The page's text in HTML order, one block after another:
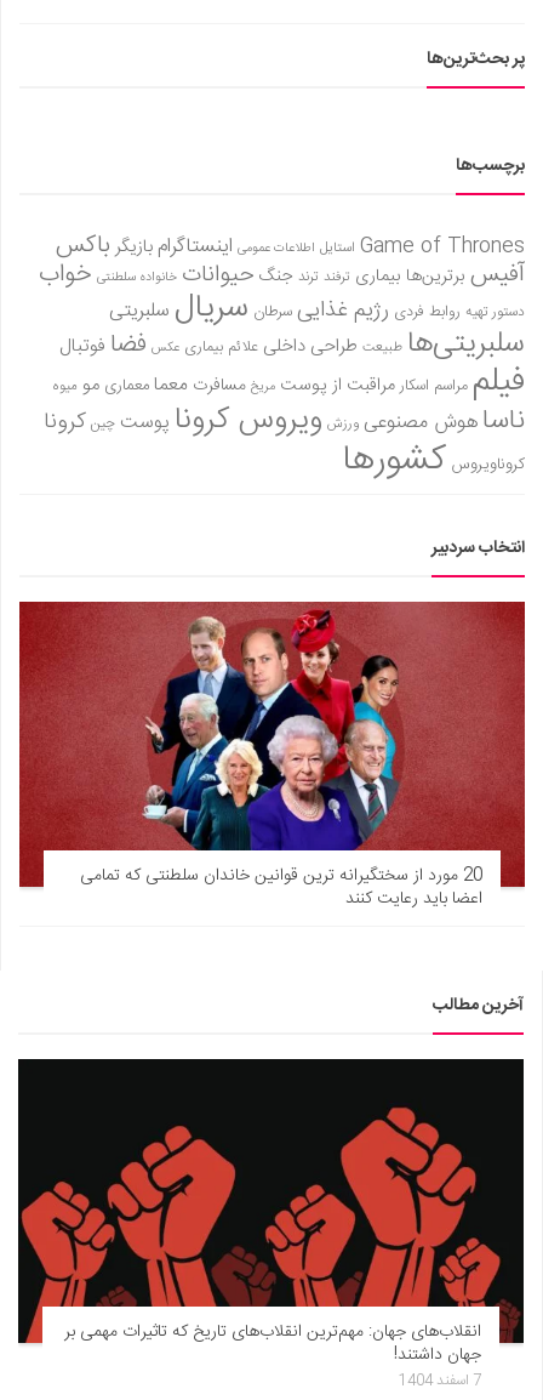
پر بحث‌ترین‌ها
برچسب‌ها
Game of Thrones استایل اطلاعات عمومی اینستاگرام بازیگر باکس
آفیس برترین‌ها بیماری ترفند ترند جنگ حیوانات خانواده سلطنتی خواب
دستور تهیه روابط فردی رژیم غذاییسرطان سریال سلبریتی
سلبریتی‌ها طبیعت طراحی داخلی علائم بیماری عکس فضا فوتبال
فیلم مراسم اسکارمراقبت از پوست مریخ مسافرت معمامعماری مو میوه
ناساهوش مصنوعی ورزش ویروس کرونا پوست چین کرونا
کروناویروس کشورها
انتخاب سردبیر
20 مورد از سختگیرانه ترین قوانین خاندان سلطنتی که تمامی
اعضا باید رعایت کنند
آخرین مطالب
انقلاب‌های جهان: مهم‌ترین انقلاب‌های تاریخ که تاثیرات مهمی بر
جهان داشتند!
7 اسفند 1404